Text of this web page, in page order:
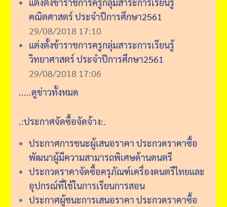
แต่งตั้งข้าราชการครูกลุ่มสาระการเรียนรู้
คณิตศาสตร์ ประจำปีการศึกษา2561
29/08/2018 17:10
แต่งตั้งข้าราชการครูกลุ่มสาระการเรียนรู้
วิทยาศาสตร์ ประจำปีการศึกษา2561
29/08/2018 17:06
.....ดูข่าวทั้งหมด
.:ประกาศจัดซื้อจัดจ้าง:.
ประกาศการชนะผู้เสนอราคา ประกวดราคาซื้อ
พัฒนาผู้มีความสามารถพิเศษด้านดนตรี
ประกวดราคาจัดซื้อครุภัณฑ์เครื่องดนตรีไทยและ
อุปกรณ์ที่ใช้ในการเรียนการสอน
ประกาศผู้ชนะการเสนอราคา ประกวดราคาซื้อ